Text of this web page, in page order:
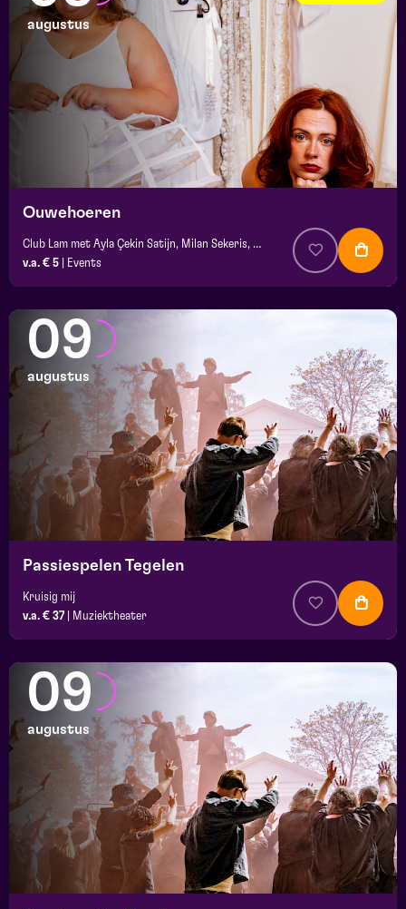
augustus
Ouwehoeren
Club Lam met Ayla Çekin Satijn, Milan Sekeris, Dic van Duin, Jean-Baptiste Rey e.a.
v.a. € 5
Events
09
augustus
Passiespelen Tegelen
Kruisig mij
v.a. € 37
Muziektheater
09
augustus